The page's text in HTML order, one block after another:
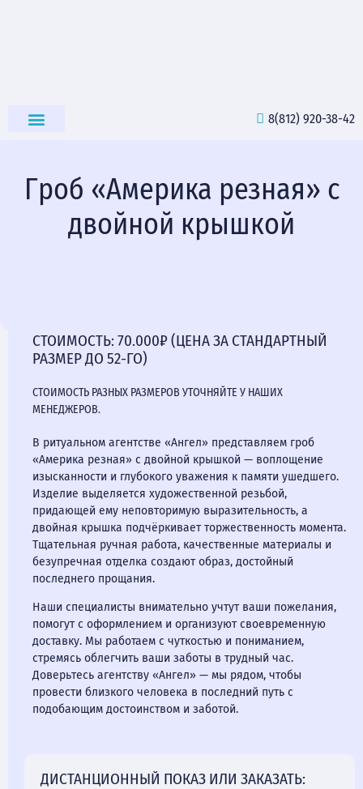
8(812) 920-38-42
Гроб «Америка резная» с
двойной крышкой
СТОИМОСТЬ: 70.000₽ (ЦЕНА ЗА СТАНДАРТНЫЙ
РАЗМЕР ДО 52-ГО)
СТОИМОСТЬ РАЗНЫХ РАЗМЕРОВ УТОЧНЯЙТЕ У НАШИХ
МЕНЕДЖЕРОВ.
В ритуальном агентстве «Ангел» представляем гроб
«Америка резная» с двойной крышкой — воплощение
изысканности и глубокого уважения к памяти ушедшего.
Изделие выделяется художественной резьбой,
придающей ему неповторимую выразительность, а
двойная крышка подчёркивает торжественность момента.
Тщательная ручная работа, качественные материалы и
безупречная отделка создают образ, достойный
последнего прощания.
Наши специалисты внимательно учтут ваши пожелания,
помогут с оформлением и организуют своевременную
доставку. Мы работаем с чуткостью и пониманием,
стремясь облегчить ваши заботы в трудный час.
Доверьтесь агентству «Ангел» — мы рядом, чтобы
провести близкого человека в последний путь с
подобающим достоинством и заботой.
ДИСТАНЦИОННЫЙ ПОКАЗ ИЛИ ЗАКАЗАТЬ: